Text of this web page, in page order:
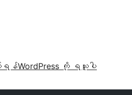
ရန်WordPress ကို ရယူပါ